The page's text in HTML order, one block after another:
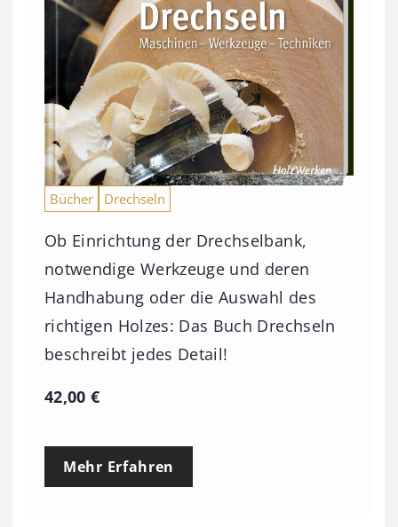
Bücher Drechseln
Ob Einrichtung der Drechselbank,
notwendige Werkzeuge und deren
Handhabung oder die Auswahl des
richtigen Holzes: Das Buch Drechseln
beschreibt jedes Detail!
42,00€
Mehr Erfahren